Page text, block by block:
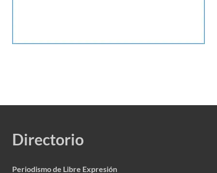
Directorio
Periodismo de Libre Expresión